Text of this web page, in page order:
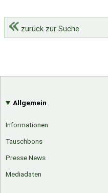
zurück zur Suche
Allgemein
Informationen
Tauschbons
Presse News
Mediadaten